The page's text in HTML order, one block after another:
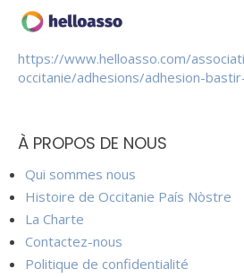
https://www.helloasso.com/
occitanie/adhesions/adhesion-
À PROPOS DE NOUS
Qui sommes nous
Histoire de Occitanie País Nòstre
La Charte
Contactez-nous
Politique de confidentialité